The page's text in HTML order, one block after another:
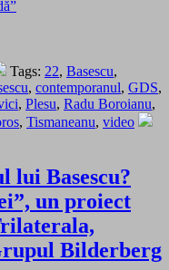
Tags: 22, Basescu,
, contemporanul, GDS,
, Plesu, Radu Boroianu,
, Tismaneanu, video
lui Basescu?
un proiect
Bilderberg